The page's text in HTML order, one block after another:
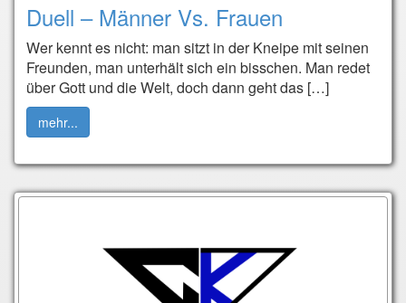
Duell – Männer Vs. Frauen
Wer kennt es nicht: man sitzt in der Kneipe mit seinen
Freunden, man unterhält sich ein bisschen. Man redet
über Gott und die Welt, doch dann geht das […]
mehr...